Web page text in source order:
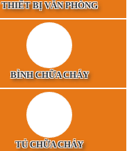
THIẾT BỊ VĂN PHÒNG
BÌNH CHỮA CHÁY
TỦ CHỮA CHÁY